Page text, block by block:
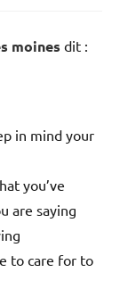
moines dit :
in mind your
you’ve
are saying
to care for to